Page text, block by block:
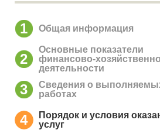
1 Общая информация
2
Основные показатели
финансово-
деятельности
3
Сведения о
работах
4
Порядок и условия
услуг